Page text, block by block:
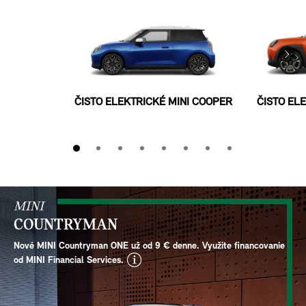
ČISTO ELEKTRICKÉ MINI COOPER ČISTO
MINI
COUNTRYMAN
Nové MINI Countryman ONE už od 9 € denne. Využite financovanie
od MINI Financial Services.
disclaimer